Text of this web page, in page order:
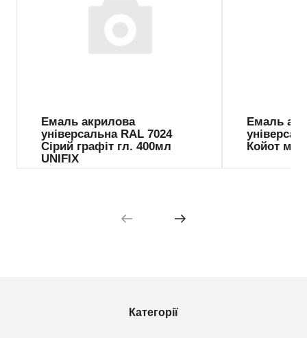
Емаль акрилова
універсальна RAL 7024
Сірий графіт гл. 400мл
UNIFIX
Емаль
Койот
Категорії